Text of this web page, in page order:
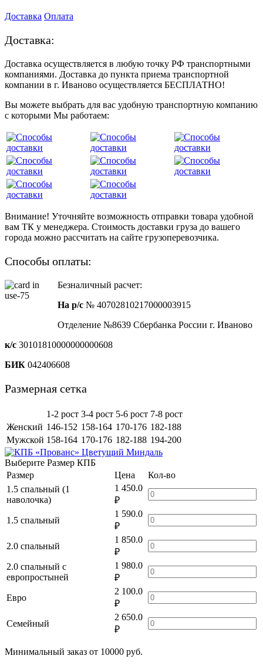
Доставка Оплата
Доставка:
Доставка осуществляется в любую точку РФ транспортными
компаниями. Доставка до пункта приема транспортной
компании в г. Иваново осуществляется БЕСПЛАТНО!
Вы можете выбрать для вас удобную транспортную компанию
с которыми Мы работаем:
Внимание! Уточняйте возможность отправки товара удобной
вам ТК у менеджера. Стоимость доставки груза до вашего
города можно рассчитать на сайте грузоперевозчика.
Способы оплаты:
Безналичный расчет:
На р/с № 40702810217000003915
Отделение №8639 Сбербанка России г. Иваново
к/с 30101810000000000608
БИК 042406608
Размерная сетка
1-2 рост 3-4 рост 5-6 рост 7-8 рост
Женский 146-152 158-164 170-176 182-188
Мужской 158-164 170-176 182-188 194-200
Выберите Размер КПБ
Размер
Цена
Кол-во
1.5 спальный (1
наволочка)
1 450.0
₽
1.5 спальный
1 590.0
₽
2.0 спальный
1 850.0
₽
2.0 спальный с
европростыней
1 980.0
₽
Евро
2 100.0
₽
Семейный
2 650.0
₽
Минимальный заказ от 10000 руб.